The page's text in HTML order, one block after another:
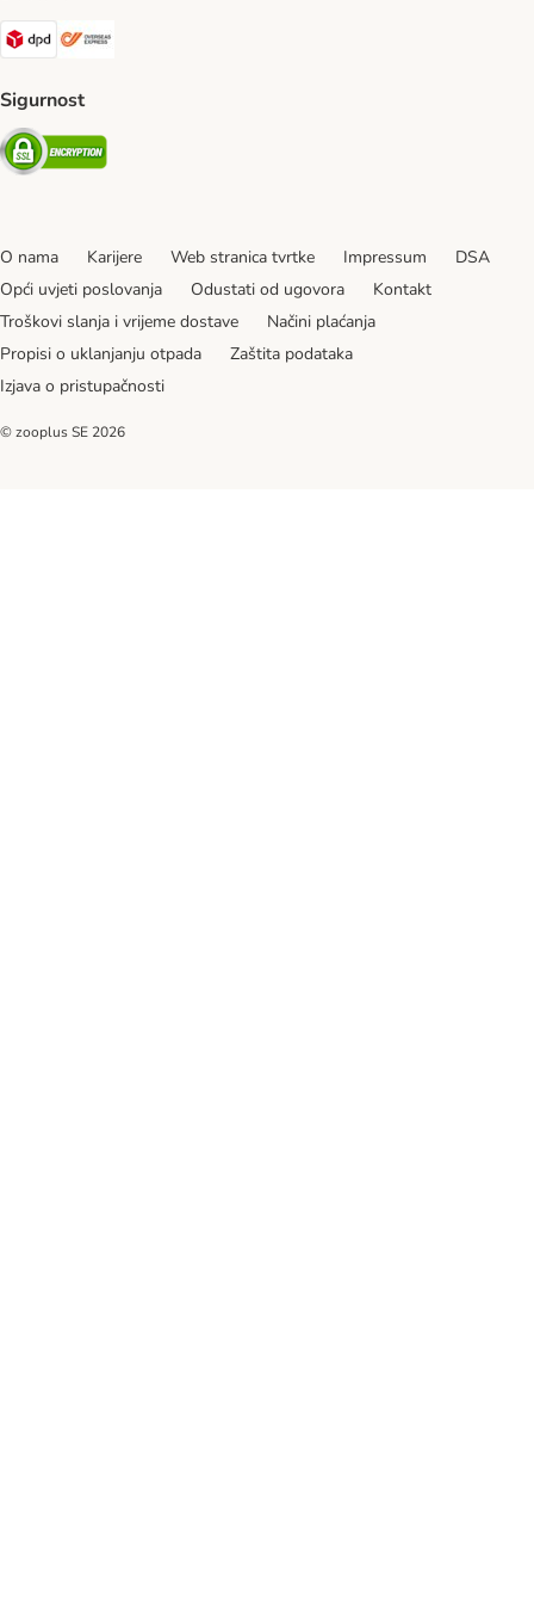
DPD Shipping Method
Sigurnost
Security
O nama Karijere Web stranica tvrtke Impressum
DSA
Opći uvjeti poslovanja
Odustati od ugovora
Kontakt
Troškovi slanja i vrijeme dostave
Načini plaćanja
Propisi o uklanjanju otpada
Zaštita podataka
Izjava o pristupačnosti
© zooplus SE 2026